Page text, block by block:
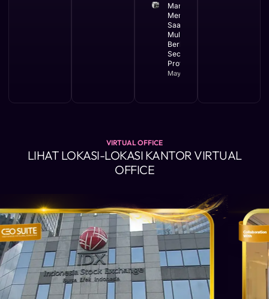
Manfaat
Membuat PT
Saat Bisnis
Mulai
Berkembang
Secara
Profesional
May 11, 2026
VIRTUAL OFFICE
LIHAT LOKASI-LOKASI KANTOR VIRTUAL
OFFICE